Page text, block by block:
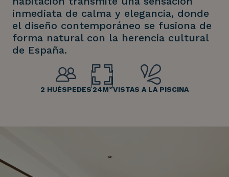
inmediata de calma y elegancia, donde
el diseño contemporáneo se fusiona de
forma natural con la herencia cultural
de España.
2 HUÉSPEDES 24M²VISTAS A LA PISCINA